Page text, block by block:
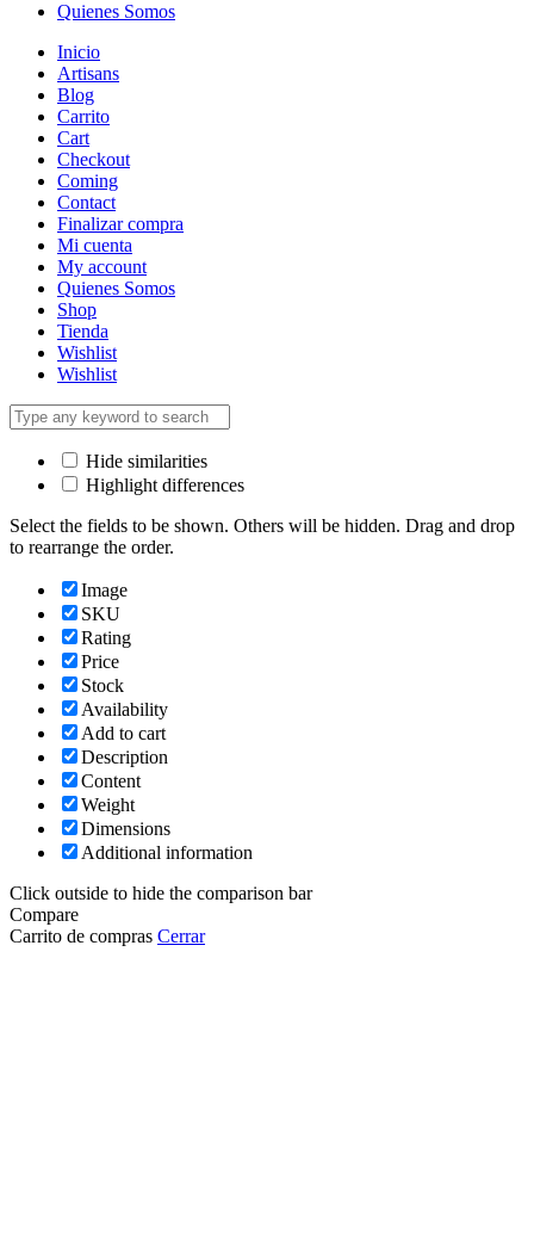
Quienes Somos
Inicio
Artisans
Blog
Carrito
Cart
Checkout
Coming
Contact
Finalizar compra
Mi cuenta
My account
Quienes Somos
Shop
Tienda
Wishlist
Wishlist
Hide similarities
Highlight differences
Select the fields to be shown. Others will be hidden. Drag and drop
to rearrange the order.
Image
SKU
Rating
Price
Stock
Availability
Add to cart
Description
Content
Weight
Dimensions
Additional information
Click outside to hide the comparison bar
Compare
Carrito de compras Cerrar